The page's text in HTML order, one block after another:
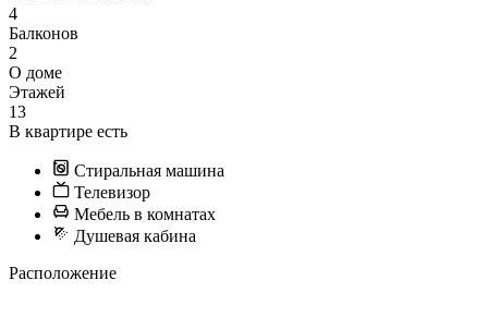
4
Балконов
2
О доме
Этажей
13
В квартире есть
Стиральная машина
Телевизор
Мебель в комнатах
Душевая кабина
Расположение